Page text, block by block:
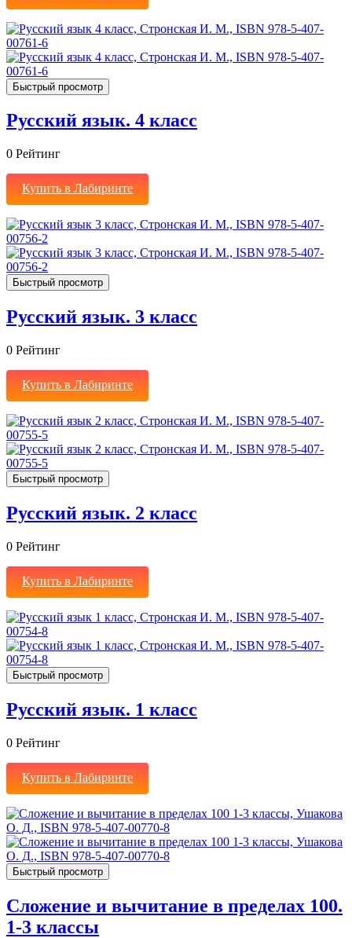
Быстрый просмотр
Русский язык. 4 класс
0 Рейтинг
Купить в Лабиринте
Быстрый просмотр
Русский язык. 3 класс
0 Рейтинг
Купить в Лабиринте
Быстрый просмотр
Русский язык. 2 класс
0 Рейтинг
Купить в Лабиринте
Быстрый просмотр
Русский язык. 1 класс
0 Рейтинг
Купить в Лабиринте
Быстрый просмотр
Сложение и вычитание в пределах 100.
1-3 классы